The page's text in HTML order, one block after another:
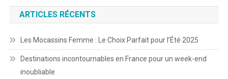
ARTICLES RÉCENTS
Les Mocassins Femme : Le Choix Parfait pour l’Été 2025
Destinations incontournables en France pour un week-end
inoubliable